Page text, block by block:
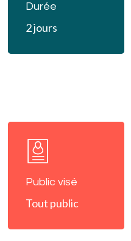
Durée
2 jours
Public visé
Tout public
more